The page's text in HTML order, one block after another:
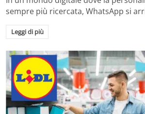
sempre più ricercata, WhatsApp si
Leggi di più